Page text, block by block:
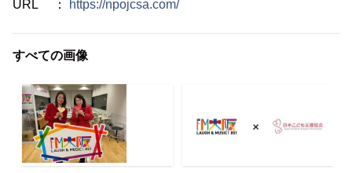
URL ：
https://npojcsa.com/
すべての画像